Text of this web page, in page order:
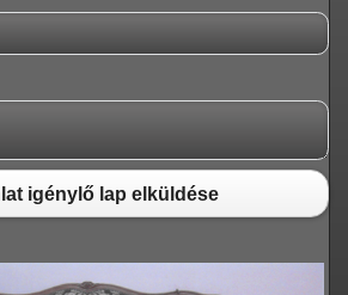
igénylő lap elküldése